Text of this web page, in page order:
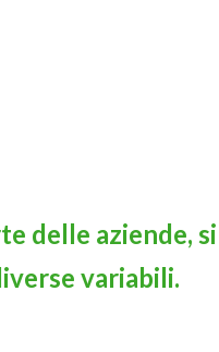
delle aziende, si
variabili.